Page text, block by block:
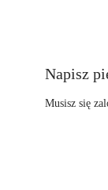
Napisz
Musisz się